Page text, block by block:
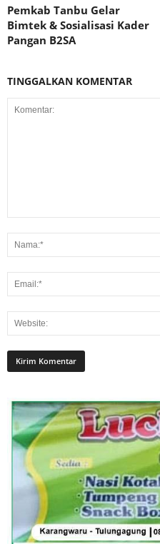
Pemkab Tanbu Gelar
Bimtek & Sosialisasi Kader
Pangan B2SA
TINGGALKAN KOMENTAR